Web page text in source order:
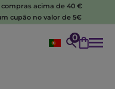
acima de 40 €
cupão no valor de 5€
0